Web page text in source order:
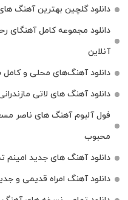
دانلود گلچین بهترین آهنگ
دانلود مجموعه کامل آهنگای
آنلاین
دانلود آهنگ‌های محلی و
دانلود آهنگ‌ های لاتی
فول آلبوم آهنگ‌ های ناصر
محبوب
دانلود آهنگ های جدید
دانلود آهنگ امراه قدیمی و